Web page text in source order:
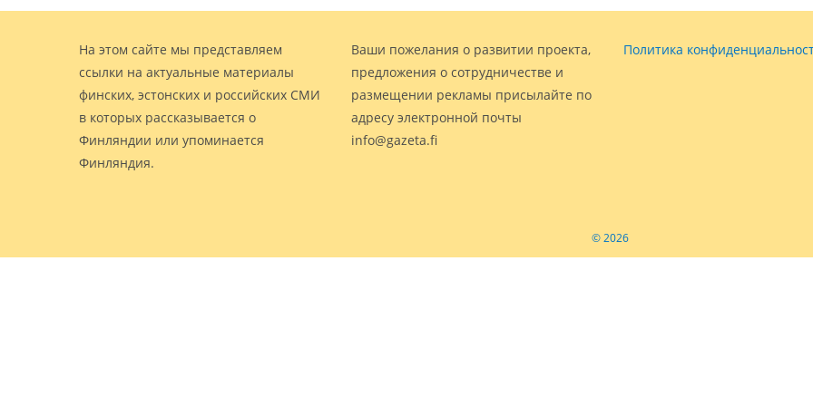
На этом сайте мы представляем
ссылки на актуальные материалы
финских, эстонских и российских СМИ
в которых рассказывается о
Финляндии или упоминается
Финляндия.
Ваши пожелания о развитии проекта,
предложения о сотрудничестве и
размещении рекламы присылайте по
адресу электронной почты
info@gazeta.fi
Политика
© 2026